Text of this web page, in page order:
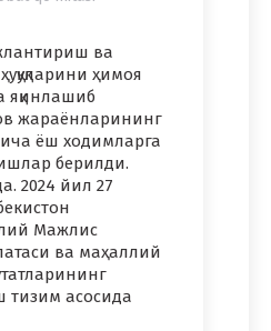
ва
ҳимоя
яқинлашиб
жараёнларининг
ёш ходимларга
берилди.
2024 йил 27
Мажлис
ва маҳаллий
тизим асосида